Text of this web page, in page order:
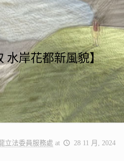
水岸花都新風貌】
立法委員服務處 at 28 11 月, 2024